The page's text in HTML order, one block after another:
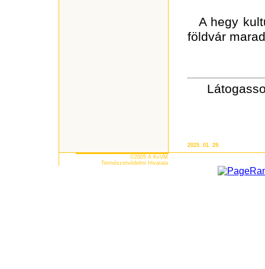
A hegy
földvár
2025. 01. 29.
©2005 A KvVM
Természetvédelmi Hivatala